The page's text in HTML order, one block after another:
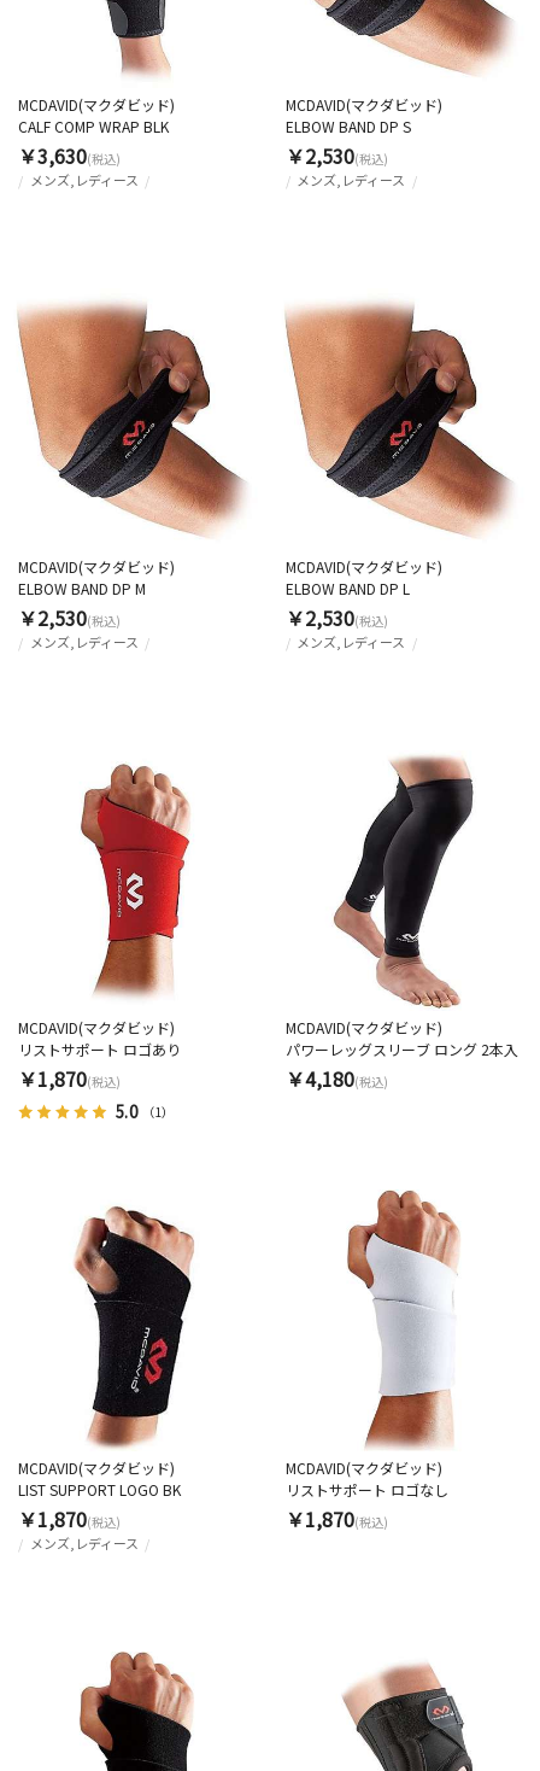
メンズ,レディース
MCDAVID(マクダビッド)
CALF COMP WRAP BLK
￥3,630(税込)
メンズ,レディース
MCDAVID(マクダビッド)
ELBOW BAND DP S
￥2,530(税込)
メンズ,レディース
MCDAVID(マクダビッド)
ELBOW BAND DP M
￥2,530(税込)
メンズ,レディース
MCDAVID(マクダビッド)
ELBOW BAND DP L
￥2,530(税込)
5.0 （1）
MCDAVID(マクダビッド)
リストサポート ロゴあり
￥1,870(税込)
MCDAVID(マクダビッド)
パワーレッグスリーブ ロング 2本入
￥4,180(税込)
メンズ,レディース
MCDAVID(マクダビッド)
LIST SUPPORT LOGO BK
￥1,870(税込)
MCDAVID(マクダビッド)
リストサポート ロゴなし
￥1,870(税込)